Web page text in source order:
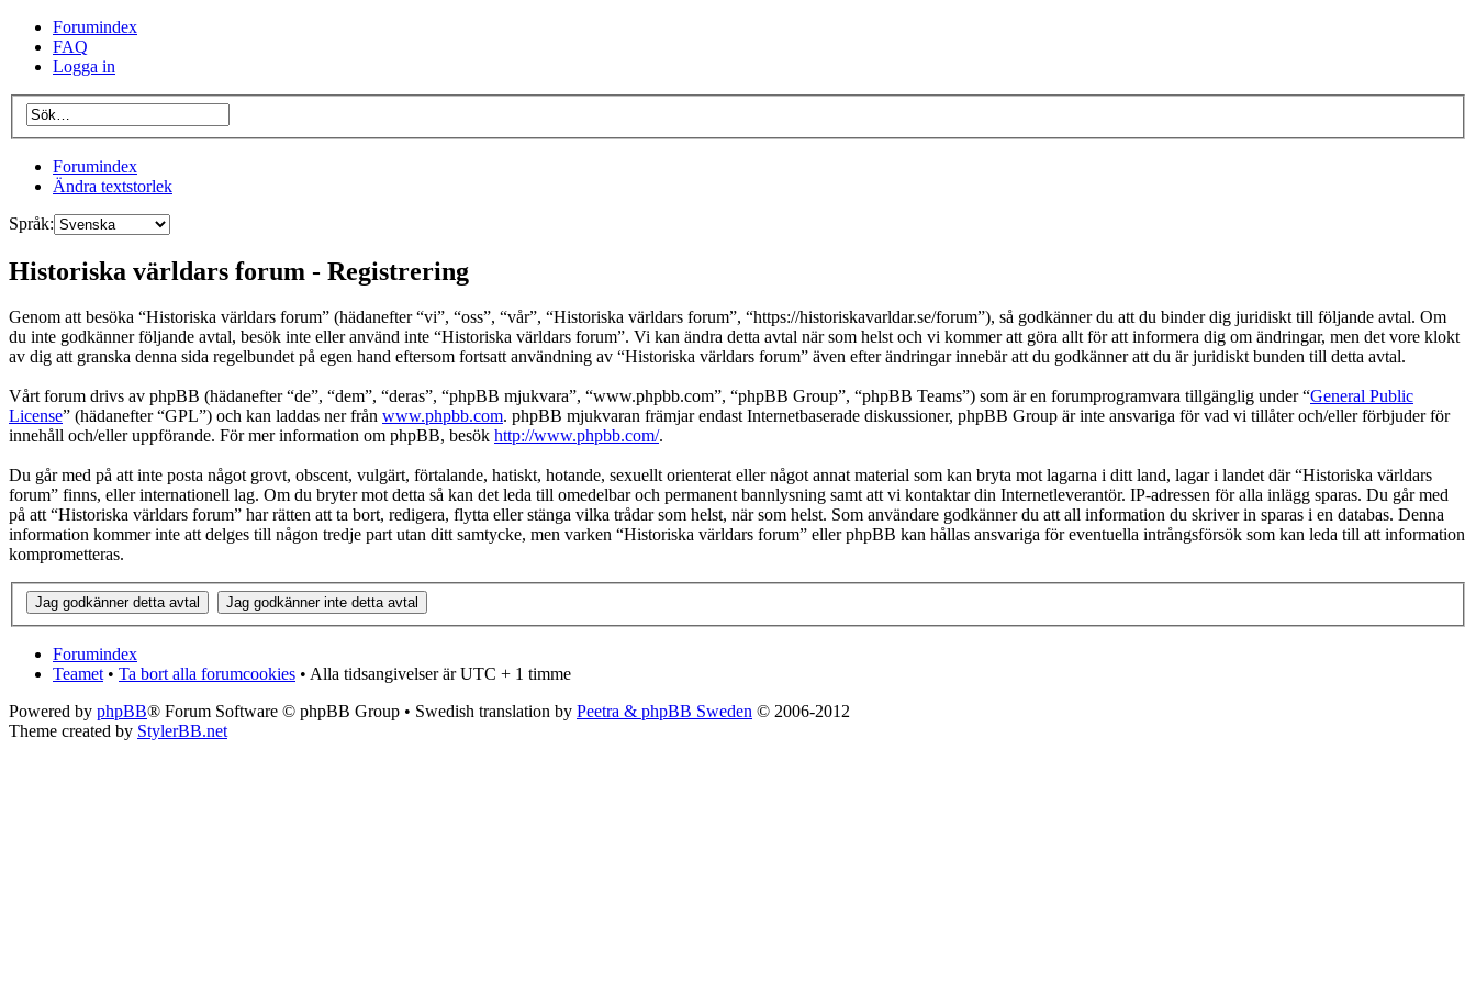
Forumindex
FAQ
Logga in
Forumindex
Ändra textstorlek
Språk:
Historiska världars forum - Registrering
Genom att besöka “Historiska världars forum” (hädanefter “vi”, “oss”, “vår”, “Historiska världars forum”, “https://historiskavarldar.se/forum”), så godkänner du att du binder dig juridiskt till följande avtal. Om
du inte godkänner följande avtal, besök inte eller använd inte “Historiska världars forum”. Vi kan ändra detta avtal när som helst och vi kommer att göra allt för att informera dig om ändringar, men det vore klokt
av dig att granska denna sida regelbundet på egen hand eftersom fortsatt användning av “Historiska världars forum” även efter ändringar innebär att du godkänner att du är juridiskt bunden till detta avtal.
Vårt forum drivs av phpBB (hädanefter “de”, “dem”, “deras”, “phpBB mjukvara”, “www.phpbb.com”, “phpBB Group”, “phpBB Teams”) som är en forumprogramvara tillgänglig under “General Public
License” (hädanefter “GPL”) och kan laddas ner från www.phpbb.com. phpBB mjukvaran främjar endast Internetbaserade diskussioner, phpBB Group är inte ansvariga för vad vi tillåter och/eller förbjuder för
innehåll och/eller uppförande. För mer information om phpBB, besök http://www.phpbb.com/.
Du går med på att inte posta något grovt, obscent, vulgärt, förtalande, hatiskt, hotande, sexuellt orienterat eller något annat material som kan bryta mot lagarna i ditt land, lagar i landet där “Historiska världars
forum” finns, eller internationell lag. Om du bryter mot detta så kan det leda till omedelbar och permanent bannlysning samt att vi kontaktar din Internetleverantör. IP-adressen för alla inlägg sparas. Du går med
på att “Historiska världars forum” har rätten att ta bort, redigera, flytta eller stänga vilka trådar som helst, när som helst. Som användare godkänner du att all information du skriver in sparas i en databas. Denna
information kommer inte att delges till någon tredje part utan ditt samtycke, men varken “Historiska världars forum” eller phpBB kan hållas ansvariga för eventuella intrångsförsök som kan leda till att information
komprometteras.
Forumindex
Teamet • Ta bort alla forumcookies • Alla tidsangivelser är UTC + 1 timme
Powered by phpBB® Forum Software © phpBB Group • Swedish translation by Peetra & phpBB Sweden © 2006-2012
Theme created by StylerBB.net